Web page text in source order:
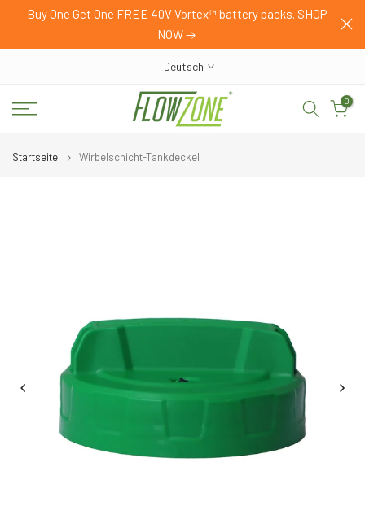
ZumBuy One Get One FREE 40V Vortex™ battery packs. SHOP
NOW
Deutsch
0
Startseite Wirbelschicht-Tankdeckel